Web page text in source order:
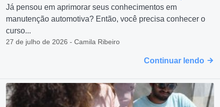
Já pensou em aprimorar seus conhecimentos em
manutenção automotiva? Então, você precisa conhecer o
curso...
27 de julho de 2026 - Camila Ribeiro
Continuar lendo